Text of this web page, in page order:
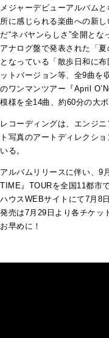
メジャーデビューアルバム
所に感じられる楽曲への新
だ“ネバヤンらしさ”全開と
アナログ盤で発表された「
となっている「散歩日和に
ットバージョン等、全9曲を
のワンマンツアー『April
模様を全14曲、約60分の大
レコーディングは、エンジ
ト写真のアートディレクシ
いる。
アルバムリリースに伴い、9
TIME』TOURを全国11都市
ハウスWEBサイトにて7月8
発売は7月29日より各チケッ
お早めに！